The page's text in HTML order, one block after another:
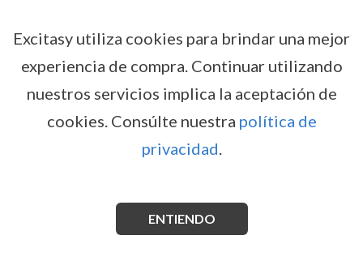
tener acceso a precios y
INICIAR SESIÓN
por CRUSHIOUS
tener acceso a precios y
INICIAR SESIÓN
Excitasy utiliza cookies para brindar una mejor
experiencia de compra.Continuar utilizando
nuestros servicios implica la aceptación de
cookies.Consúlte nuestra política de
privacidad.
ENTIENDO